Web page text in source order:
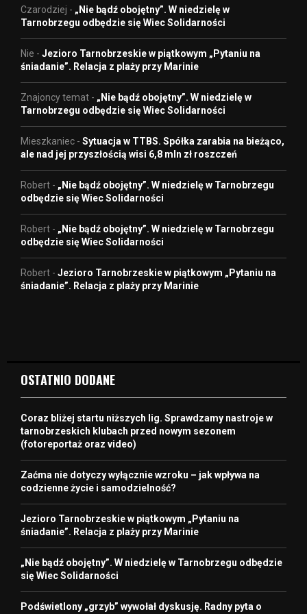
Czarodziej - „Nie bądź obojętny”. W niedzielę w
Tarnobrzegu odbędzie się Wiec Solidarności
Nie - Jezioro Tarnobrzeskie w piątkowym „Pytaniu na
śniadanie”. Relacja z plaży przy Marinie
Znajoncy temat - „Nie bądź obojętny”. W niedzielę w
Tarnobrzegu odbędzie się Wiec Solidarności
Mieszkaniec - Sytuacja w TTBS. Spółka zarabia na bieżąco,
ale nad jej przyszłością wisi 6,8 mln zł roszczeń
Robert - „Nie bądź obojętny”. W niedzielę w Tarnobrzegu
odbędzie się Wiec Solidarności
Robert - „Nie bądź obojętny”. W niedzielę w Tarnobrzegu
odbędzie się Wiec Solidarności
Robert - Jezioro Tarnobrzeskie w piątkowym „Pytaniu na
śniadanie”. Relacja z plaży przy Marinie
OSTATNIO DODANE
Coraz bliżej startu niższych lig. Sprawdzamy nastroje w
tarnobrzeskich klubach przed nowym sezonem
(fotoreportaż oraz video)
Zaćma nie dotyczy wyłącznie wzroku – jak wpływa na
codzienne życie i samodzielność?
Jezioro Tarnobrzeskie w piątkowym „Pytaniu na
śniadanie”. Relacja z plaży przy Marinie
„Nie bądź obojętny”. W niedzielę w Tarnobrzegu odbędzie
się Wiec Solidarności
Podświetlony „grzyb” wywołał dyskusję. Radny pyta o